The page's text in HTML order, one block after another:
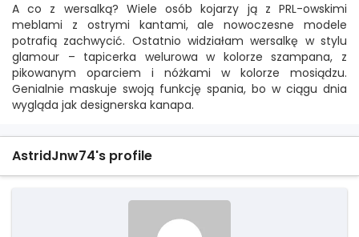
A co z wersalką? Wiele osób kojarzy ją z PRL-owskimi
meblami z ostrymi kantami, ale nowoczesne modele
potrafią zachwycić. Ostatnio widziałam wersalkę w stylu
glamour – tapicerka welurowa w kolorze szampana, z
pikowanym oparciem i nóżkami w kolorze mosiądzu.
Genialnie maskuje swoją funkcję spania, bo w ciągu dnia
wygląda jak designerska kanapa.
AstridJnw74's profile